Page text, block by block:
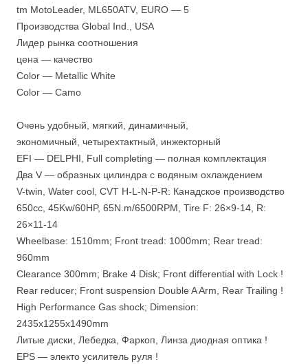
tm MotoLeader, ML650ATV, EURO — 5
Производства Global Ind., USA
Лидер рынка соотношения
цена — качество
Color — Metallic White
Color — Camo
Очень удобный, мягкий, динамичный,
экономичный, четырехтактный, инжекторный
EFI — DELPHI, Full completing — полная комплектация
Два V — образных цилиндра с водяным охлаждением
V-twin, Water cool, CVT H-L-N-P-R: Канадское производство
650сс, 45Kw/60HP, 65N.m/6500RPM, Tire F: 26×9-14, R:
26×11-14
Wheelbase: 1510mm; Front tread: 1000mm; Rear tread:
960mm
Clearance 300mm; Brake 4 Disk; Front differential with Lock !
Rear reducer; Front suspension Double A Arm, Rear Trailing !
High Performance Gas shock; Dimension:
2435x1255x1490mm
Литые диски, Лебедка, Фаркоп, Линза диодная оптика !
EPS — электo усилитель руля !